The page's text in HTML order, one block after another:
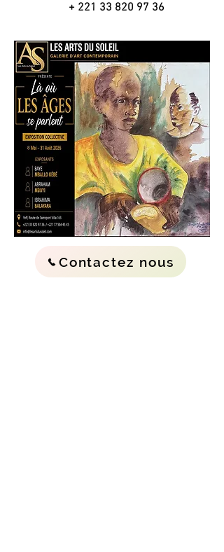
+ 221 33 820 97 36
Contactez nous